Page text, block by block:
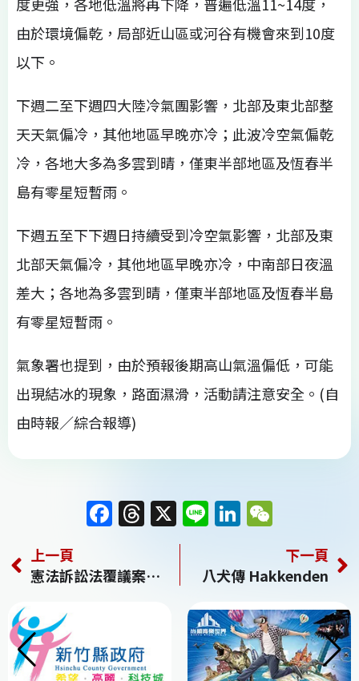
度更強，各地低溫將再下降，普遍低溫11~14度，
由於環境偏乾，局部近山區或河谷有機會來到10度
以下。
下週二至下週四大陸冷氣團影響，北部及東北部整
天天氣偏冷，其他地區早晚亦冷；此波冷空氣偏乾
冷，各地大多為多雲到晴，僅東半部地區及恆春半
島有零星短暫雨。
下週五至下下週日持續受到冷空氣影響，北部及東
北部天氣偏冷，其他地區早晚亦冷，中南部日夜溫
差大；各地為多雲到晴，僅東半部地區及恆春半島
有零星短暫雨。
氣象署也提到，由於預報後期高山氣溫偏低，可能
出現結冰的現象，路面濕滑，活動請注意安全。(自
由時報／綜合報導)
F
c
e
o
o
T
re
a
s
X Li
e
Li
k
e
dI
n
e
C
h
at
上一頁
憲法訴訟法覆議案處理時程 立院6日朝野協商
下一頁
八犬傳 Hakkenden